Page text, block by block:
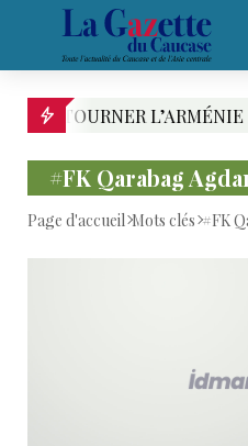
L’ARMÉNIE DE
#FK Qarabag
Page d'accueil Mots clés #FK